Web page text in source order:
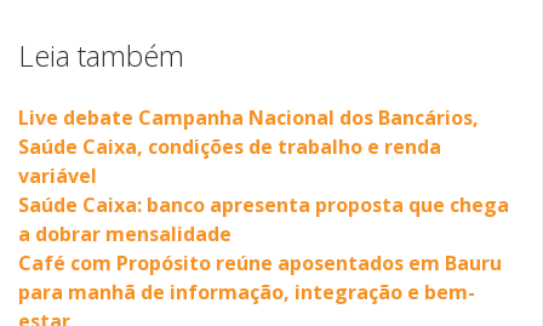
Leia também
Live debate Campanha Nacional dos Bancários,
Saúde Caixa, condições de trabalho e renda
variável
Saúde Caixa: banco apresenta proposta que chega
a dobrar mensalidade
Café com Propósito reúne aposentados em Bauru
para manhã de informação, integração e bem-